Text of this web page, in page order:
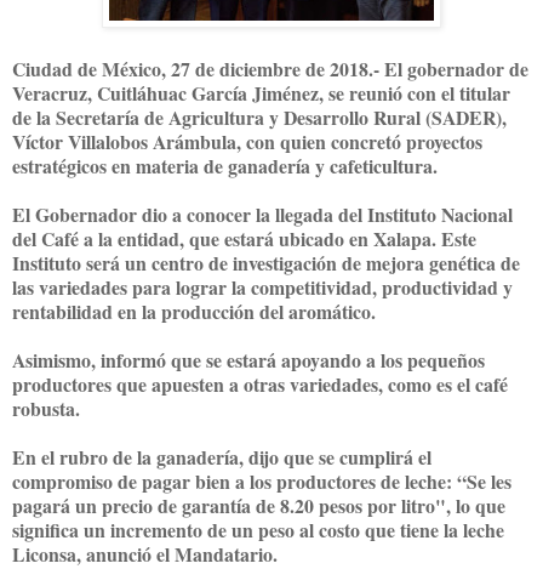
Ciudad de México, 27 de diciembre de 2018.- El gobernador de
Veracruz, Cuitláhuac García Jiménez, se reunió con el titular
de la Secretaría de Agricultura y Desarrollo Rural (SADER),
Víctor Villalobos Arámbula, con quien concretó proyectos
estratégicos en materia de ganadería y cafeticultura.
El Gobernador dio a conocer la llegada del Instituto Nacional
del Café a la entidad, que estará ubicado en Xalapa. Este
Instituto será un centro de investigación de mejora genética de
las variedades para lograr la competitividad, productividad y
rentabilidad en la producción del aromático.
Asimismo, informó que se estará apoyando a los pequeños
productores que apuesten a otras variedades, como es el café
robusta.
En el rubro de la ganadería, dijo que se cumplirá el
compromiso de pagar bien a los productores de leche: “Se les
pagará un precio de garantía de 8.20 pesos por litro", lo que
significa un incremento de un peso al costo que tiene la leche
Liconsa, anunció el Mandatario.